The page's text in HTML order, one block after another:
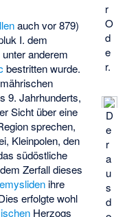
r
O
d
e
r.
D
e
r
a
u
s
d
auch vor 879)
I. dem
anderem
bestritten wurde.
9. Jahrhunderts,
Sicht über eine
sprechen,
Kleinpolen, den
südöstliche
Zerfall dieses
ihre
erfolgte wohl
Herzogs